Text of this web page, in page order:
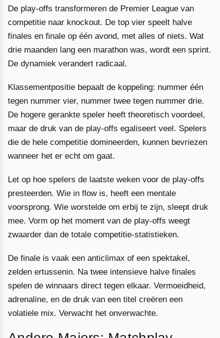
De play-offs transformeren de Premier League van
competitie naar knockout. De top vier speelt halve
finales en finale op één avond, met alles of niets. Wat
drie maanden lang een marathon was, wordt een sprint.
De dynamiek verandert radicaal.
Klassementpositie bepaalt de koppeling: nummer één
tegen nummer vier, nummer twee tegen nummer drie.
De hogere gerankte speler heeft theoretisch voordeel,
maar de druk van de play-offs egaliseert veel. Spelers
die de hele competitie domineerden, kunnen bevriezen
wanneer het er echt om gaat.
Let op hoe spelers de laatste weken voor de play-offs
presteerden. Wie in flow is, heeft een mentale
voorsprong. Wie worstelde om erbij te zijn, sleept druk
mee. Vorm op het moment van de play-offs weegt
zwaarder dan de totale competitie-statistieken.
De finale is vaak een anticlimax of een spektakel,
zelden ertussenin. Na twee intensieve halve finales
spelen de winnaars direct tegen elkaar. Vermoeidheid,
adrenaline, en de druk van een titel creëren een
volatiele mix. Verwacht het onverwachte.